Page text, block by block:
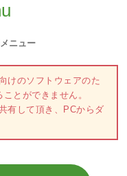
ニュー
けのソフトウェアのた
とができません。
有して頂き、PCからダ